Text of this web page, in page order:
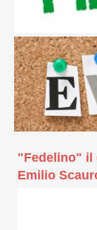
"Fedelino" il
Emilio